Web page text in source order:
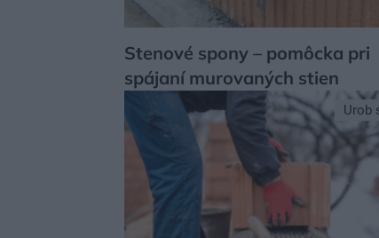
Stenové spony – pomôcka pri
spájaní murovaných stien
Urob